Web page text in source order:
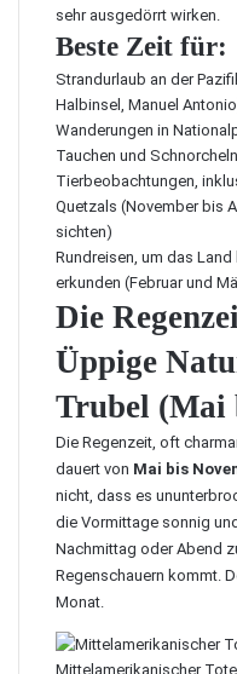
sehr ausgedörrt wirken.
Beste Zeit für:
Strandurlaub an der
Halbinsel, Manuel
Wanderungen in
Tauchen und
Tierbeobachtungen,
Quetzals (November bis
sichten)
Rundreisen, um das
erkunden (Februar und
Die
Üppige
Trubel (Mai
Die Regenzeit, oft
dauert von Mai bis
nicht, dass es
die Vormittage sonnig
Nachmittag oder Abend
Regenschauern kommt.
Monat.
Mittelamerikanischer